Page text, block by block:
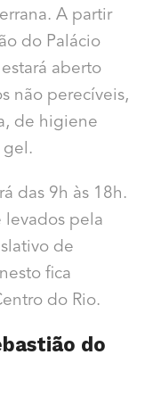
A partir
do Palácio
aberto
não perecíveis,
de higiene
gel.
das 9h às 18h.
levados pela
de
fica
do Rio.
do